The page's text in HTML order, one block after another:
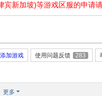
宾新加坡)等游戏区服的申请
加游戏 使用问题反馈 283
更多